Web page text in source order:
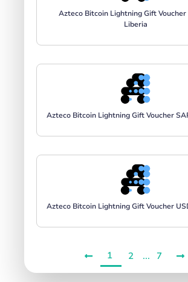
Azteco Bitcoin Lightning Gift Voucher
Liberia
Azteco Bitcoin Lightning Gift Voucher
Azteco Bitcoin Lightning Gift Voucher
1 2 ... 7